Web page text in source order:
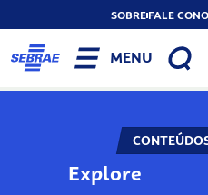
SOBREFALE
MENU
Explore